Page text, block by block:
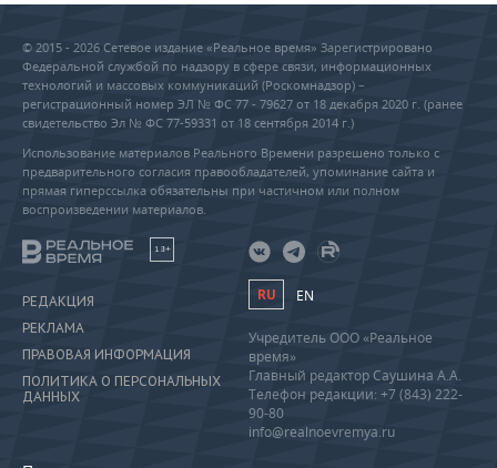
© 2015 - 2026 Сетевое издание «Реальное время» Зарегистрировано
Федеральной службой по надзору в сфере связи, информационных
технологий и массовых коммуникаций (Роскомнадзор) –
регистрационный номер ЭЛ № ФС 77 - 79627 от 18 декабря 2020 г. (ранее
свидетельство Эл № ФС 77-59331 от 18 сентября 2014 г.)
Использование материалов Реального Времени разрешено только с
предварительного согласия правообладателей, упоминание сайта и
прямая гиперссылка обязательны при частичном или полном
воспроизведении материалов.
18+
РЕДАКЦИЯ
РЕКЛАМА
ПРАВОВАЯ ИНФОРМАЦИЯ
ПОЛИТИКА О ПЕРСОНАЛЬНЫХ
ДАННЫХ
RU EN
Учредитель ООО «Реальное
время»
Главный редактор Саушина А.А.
Телефон редакции: +7 (843) 222-
90-80
info@realnoevremya.ru